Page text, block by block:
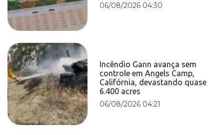
06/08/2026 04:30
Incêndio Gann avança sem
controle em Angels Camp,
Califórnia, devastando quase
6.400 acres
06/08/2026 04:21